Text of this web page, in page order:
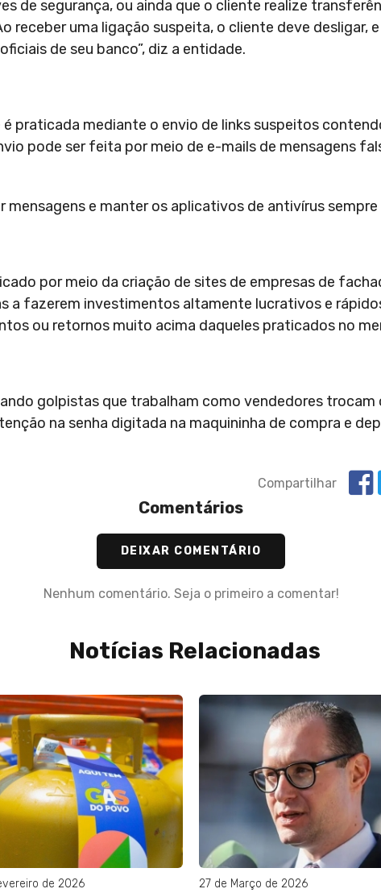
de segurança, ou ainda que o cliente realize
receber uma ligação suspeita, o cliente deve desligar,
de seu banco”, diz a entidade.
praticada mediante o envio de links suspeitos
pode ser feita por meio de e-mails de mensagens
mensagens e manter os aplicativos de antivírus
por meio da criação de sites de empresas de
a fazerem investimentos altamente lucrativos e
ou retornos muito acima daqueles praticados no
golpistas que trabalham como vendedores trocam
na senha digitada na maquininha de compra e
Compartilhar
Comentários
DEIXAR COMENTÁRIO
Nenhum comentário. Seja o primeiro a comentar!
Notícias Relacionadas
de 2026 27 de Março de 2026